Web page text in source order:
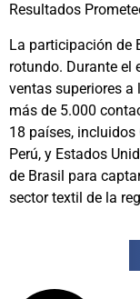
Resultados
La participación de
rotundo. Durante el
ventas superiores a
más de 5.000
18 países, incluidos
Perú, y Estados
de Brasil para
sector textil de la